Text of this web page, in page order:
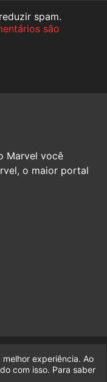
spam.
são
Marvel você
o maior portal
da Legado
experiência. Ao
com isso. Para saber